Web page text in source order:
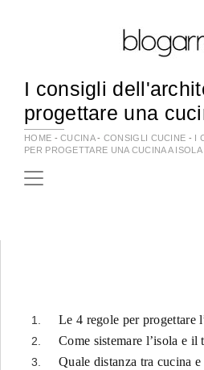
I consigli
progettare una
HOME -CUCINA- CONSIGLI CUCINE - I
PER PROGETTARE UNA CUCINA A ISOLA
Le 4 regole per progettare
Come sistemare l’isola e il
Quale distanza tra cucina e